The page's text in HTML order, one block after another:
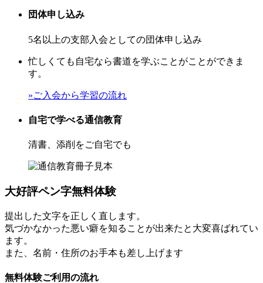
団体申し込み
5名以上の支部入会としての団体申し込み
忙しくても自宅なら書道を学ぶことがことができま
す。
»ご入会から学習の流れ
自宅で学べる通信教育
清書、添削をご自宅でも
大好評ペン字無料体験
提出した文字を正しく直します。
気づかなかった悪い癖を知ることが出来たと大変喜ばれてい
ます。
また、名前・住所のお手本も差し上げます
無料体験ご利用の流れ